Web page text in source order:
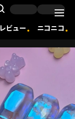
Search
レビュー ニコニコ